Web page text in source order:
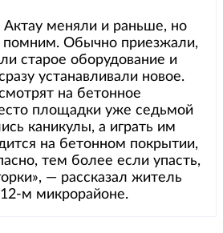
меняли и раньше, но
помним. Обычно приезжали,
старое оборудование и
устанавливали новое.
на бетонное
площадки уже седьмой
каникулы, а играть им
на бетонном покрытии,
тем более если упасть,
— рассказал житель
м микрорайоне.